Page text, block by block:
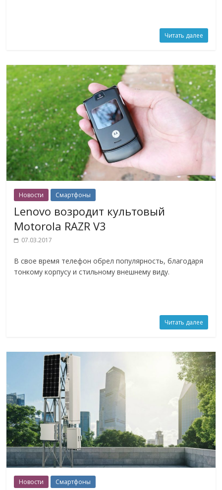
Читать далее
Новости Смартфоны
Lenovo возродит культовый
Motorola RAZR V3
07.03.2017
В свое время телефон обрел популярность, благодаря
тонкому корпусу и стильному внешнему виду.
Читать далее
Новости Смартфоны